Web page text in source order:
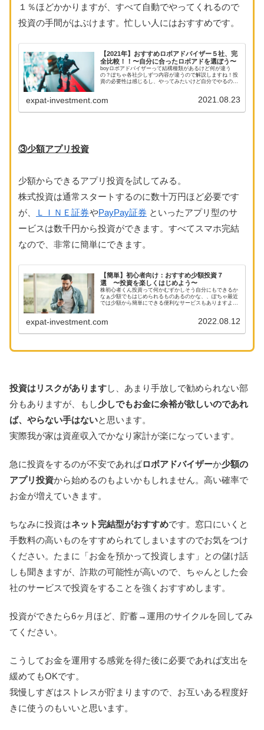
１％ほどかかりますが、すべて自動でやってくれるので
投資の手間がはぶけます。忙しい人にはおすすめです。
【2021年】おすすめロボアドバイザー５社、完
全比較！！〜自分に合ったロボアドを選ぼう〜
boyロボアドバイザーって結構種類があるけど何が違う
の？ぽちゃ各社少しずつ内容が違うので解説しますね！投
資の必要性は感じるし、やってみたいけど自分でやるのは
expat-investment.com 2021.08.23
③少額アプリ投資
少額からできるアプリ投資を試してみる。
株式投資は通常スタートするのに数十万円ほど必要です
が、
ＬＩＮＥ証券やPayPay証券 といったアプリ型のサ
ービスは数千円から投資ができます。すべてスマホ完結
なので、非常に簡単にできます。
【簡単】初心者向け：おすすめ少額投資７
選 〜投資を楽しくはじめよう〜
株初心者くん投資って何かむずかしそう自分にもできるか
なぁ少額でもはじめられるものあるのかな、、ぽちゃ最近
では少額から簡単にできる便利なサービスもありますよお
expat-investment.com 2022.08.12
投資はリスクがありますし、あまり手放しで勧められない部
分もありますが、もし少しでもお金に余裕が欲しいのであれ
ば、やらない手はないと思います。
実際我が家は資産収入でかなり家計が楽になっています。
急に投資をするのが不安であればロボアドバイザーか少額の
アプリ投資から始めるのもよいかもしれません。高い確率で
お金が増えていきます。
ちなみに投資はネット完結型がおすすめです。窓口にいくと
手数料の高いものをすすめられてしまいますのでお気をつけ
ください。たまに「お金を預かって投資します」との儲け話
しも聞きますが、詐欺の可能性が高いので、ちゃんとした会
社のサービスで投資をすることを強くおすすめします。
投資ができたら6ヶ月ほど、貯蓄→運用のサイクルを回してみ
てください。
こうしてお金を運用する感覚を得た後に必要であれば支出を
緩めてもOKです。
我慢しすぎはストレスが貯まりますので、お互いある程度好
きに使うのもいいと思います。